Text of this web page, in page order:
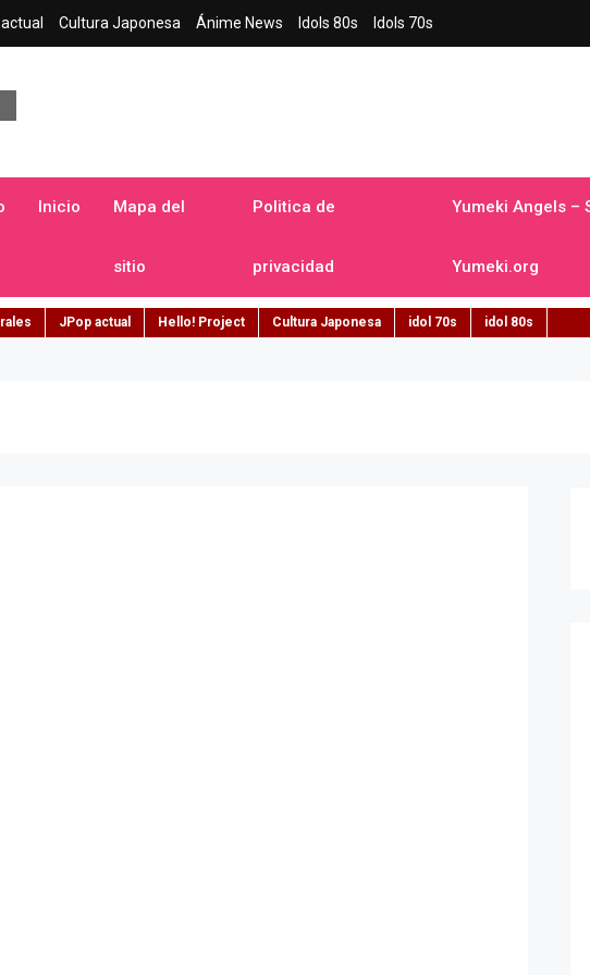
Cultura Japonesa Ánime News Idols 80s Idols 70s
Inicio Mapa del
sitio
Politica de
privacidad
Yumeki Angels –
Yumeki.org
JPop actual Hello! Project Cultura Japonesa idol 70s idol 80s